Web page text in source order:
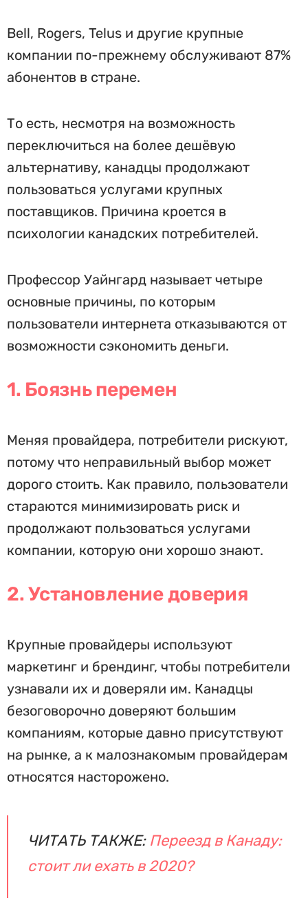
Bell, Rogers, Telus и другие крупные
компании по-прежнему обслуживают 87%
абонентов в стране.
То есть, несмотря на возможность
переключиться на более дешёвую
альтернативу, канадцы продолжают
пользоваться услугами крупных
поставщиков. Причина кроется в
психологии канадских потребителей.
Профессор Уайнгард называет четыре
основные причины, по которым
пользователи интернета отказываются от
возможности сэкономить деньги.
1. Боязнь перемен
Меняя провайдера, потребители рискуют,
потому что неправильный выбор может
дорого стоить. Как правило, пользователи
стараются минимизировать риск и
продолжают пользоваться услугами
компании, которую они хорошо знают.
2. Установление доверия
Крупные провайдеры используют
маркетинг и брендинг, чтобы потребители
узнавали их и доверяли им. Канадцы
безоговорочно доверяют большим
компаниям, которые давно присутствуют
на рынке, а к малознакомым провайдерам
относятся насторожено.
ЧИТАТЬ ТАКЖЕ: Переезд в Канаду:
стоит ли ехать в 2020?